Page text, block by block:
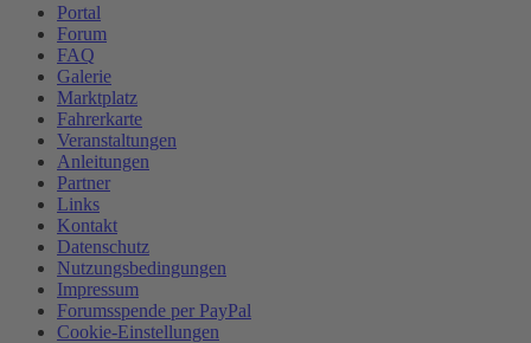
Portal
Forum
FAQ
Galerie
Marktplatz
Fahrerkarte
Veranstaltungen
Anleitungen
Partner
Links
Kontakt
Datenschutz
Nutzungsbedingungen
Impressum
Forumsspende per PayPal
Cookie-Einstellungen